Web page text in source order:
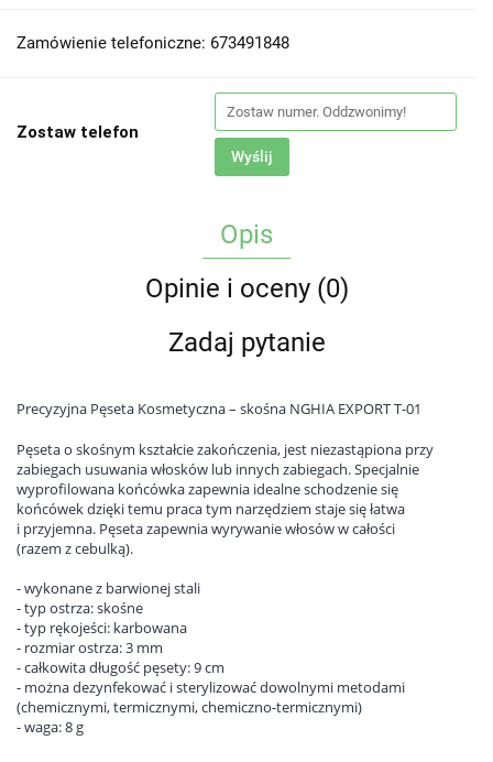
Zamówienie telefoniczne: 673491848
Zostaw telefon
Wyślij
Opis
Opinie i oceny (0)
Zadaj pytanie
Precyzyjna Pęseta Kosmetyczna – skośna NGHIA EXPORT T-01
Pęseta o skośnym kształcie zakończenia, jest niezastąpiona przy
zabiegach usuwania włosków lub innych zabiegach. Specjalnie
wyprofilowana końcówka zapewnia idealne schodzenie się
końcówek dzięki temu praca tym narzędziem staje się łatwa
i przyjemna. Pęseta zapewnia wyrywanie włosów w całości
(razem z cebulką).
- wykonane z barwionej stali
- typ ostrza: skośne
- typ rękojeści: karbowana
- rozmiar ostrza: 3 mm
- całkowita długość pęsety: 9 cm
- można dezynfekować i sterylizować dowolnymi metodami
(chemicznymi, termicznymi, chemiczno-termicznymi)
- waga: 8 g